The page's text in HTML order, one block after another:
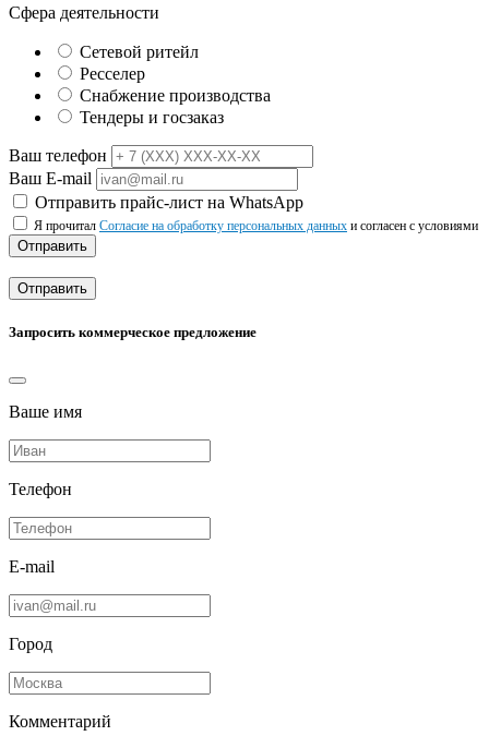
Сфера деятельности
Сетевой ритейл
Ресселер
Снабжение производства
Тендеры и госзаказ
Ваш телефон
Ваш E-mail
Отправить прайс-лист на WhatsApp
Я прочитал Согласие на обработку персональных данных и согласен с условиями
Отправить
Отправить
Запросить коммерческое предложение
Ваше имя
Телефон
E-mail
Город
Комментарий